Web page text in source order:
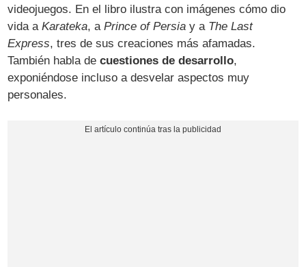
videojuegos. En el libro ilustra con imágenes cómo dio
vida aKarateka, aPrince of Persia y a The Last
Express, tres de sus creaciones más afamadas.
También habla decuestiones de desarrollo,
exponiéndose incluso a desvelar aspectos muy
personales.